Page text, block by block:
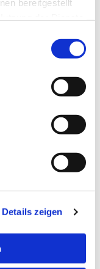
bereitgestellt
Details zeigen